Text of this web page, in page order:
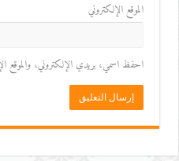
الموقع الإلكتروني
احفظ اسمي، بريدي الإلكتروني، والموقع